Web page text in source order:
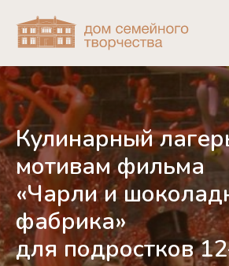
Кулинарный
мотивам фильма
«Чарли и
фабрика»
для подростков